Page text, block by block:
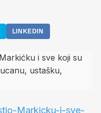
LINKEDIN